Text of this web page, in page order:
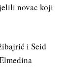
novac koji
i Seid